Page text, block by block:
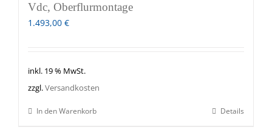
Vdc, Oberflurmontage
1.493,00 €
inkl. 19 % MwSt.
zzgl.Versandkosten
In den Warenkorb Details